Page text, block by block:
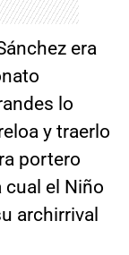
era
lo
y traerlo
portero
cual el Niño
archirrival